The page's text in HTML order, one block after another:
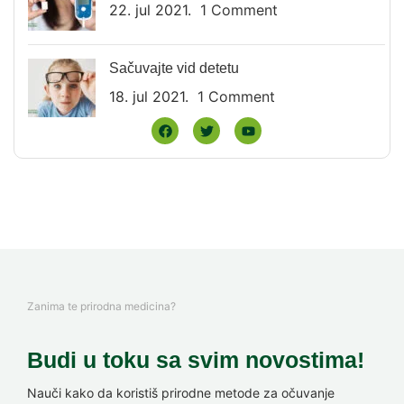
22. jul 2021. 1 Comment
Sačuvajte vid detetu
18. jul 2021. 1 Comment
Zanima te prirodna medicina?
Budi u toku sa svim novostima!
Nauči kako da koristiš prirodne metode za očuvanje